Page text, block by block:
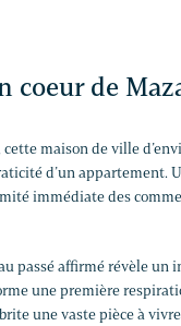
coeur de
maison de ville
d’un appartement.
immédiate des
passé affirmé révèle un
une première
une vaste pièce à